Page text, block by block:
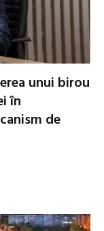
unui birou
în
de